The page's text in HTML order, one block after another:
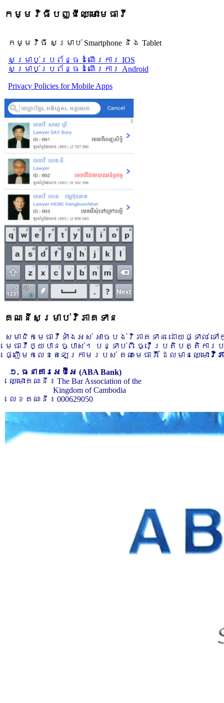
កម្មវិធីបញ្ជីឈ្មោះមេធាវី
កម្មវិធី សម្រាប់ Smartphone និង Tablet
សម្រាប់​ប្រព័ន្ធដំណើរការ IOS
សម្រាប់​ប្រព័ន្ធដំណើរការ Android
Privacy Policies for Mobile Apps
គណនីសម្រាប់វិភាគទាន
សមាជិកមេធាវីទាំងអស់ អាចបង់វិភាគទាន ដោយផ្ទាល់
មេធាវីឲ្យបានច្បាស់។ បន្ទាប់ពី ធ្វើប្រតិបត្តិកា
ផ្ញើមកលេខតេឡេក្រាមរបស់ គណៈមេធាវី ដែលមានឈ្មោះ វិភ
១. ធនាគារអេប៊ីអេ (ABA Bank)
ឈ្មោះគណនី ៖ The Bar Association of the
Kingdom of Cambodia
លេខគណនី ៖ 000629050